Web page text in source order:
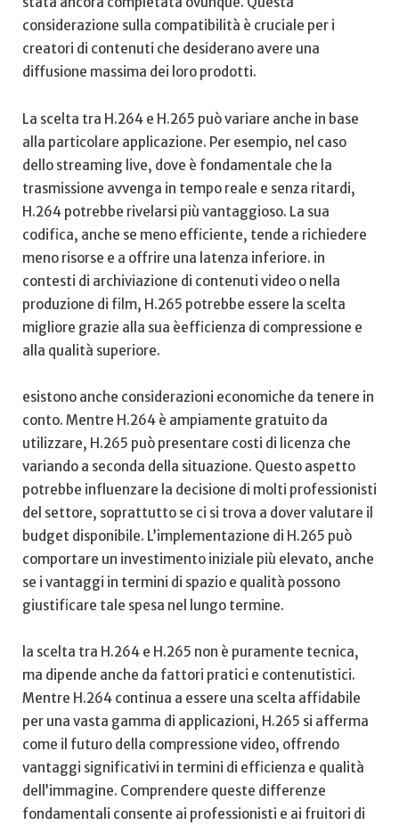
considerazione sulla compatibilità è cruciale per i
creatori di ‍contenuti ​che desiderano​ avere una
diffusione massima dei loro prodotti.
La scelta tra H.264 e H.265 può variare anche⁣ in ​base⁢
alla particolare applicazione. Per esempio, nel caso
dello ⁢streaming live, dove è fondamentale che⁢ la
trasmissione ​avvenga⁣ in tempo reale e senza ritardi, ​
H.264 potrebbe rivelarsi più vantaggioso. ⁢La sua
codifica, anche se meno efficiente, tende a richiedere
meno‍ risorse e a offrire ‌una latenza inferiore. in
contesti di archiviazione di contenuti ⁤video o nella
produzione di film, H.265⁣ potrebbe essere​ la scelta
⁤migliore grazie alla sua èefficienza ⁢di compressione e
alla qualità superiore.
esistono anche considerazioni economiche da tenere in
conto.‌ Mentre‌ H.264‍ è ampiamente gratuito da ​
utilizzare,​ H.265 può presentare costi di ⁢licenza ​che
⁢variando a seconda della situazione.‍ Questo aspetto
potrebbe⁢ influenzare la ⁤decisione di molti professionisti
del settore, soprattutto‌ se ci si⁢ trova a dover‌ valutare ‌il
budget disponibile. L’implementazione di H.265 può‍
comportare un⁢ investimento iniziale più elevato,⁤ anche
‌se i⁣ vantaggi in termini di spazio ​e qualità possono‌
giustificare tale‌ spesa nel‌ lungo termine.
la scelta tra H.264 e ⁤H.265 non è‍ puramente tecnica,
ma dipende anche da fattori⁢ pratici e contenutistici.
Mentre H.264 continua⁢ a essere​ una scelta affidabile
per una vasta‌ gamma di applicazioni, H.265 si afferma
come il‌ futuro della⁢ compressione video,⁢ offrendo
vantaggi significativi in⁣ termini di efficienza e qualità
dell’immagine.‌ Comprendere queste differenze‍
fondamentali ​consente ai professionisti e⁢ ai fruitori di